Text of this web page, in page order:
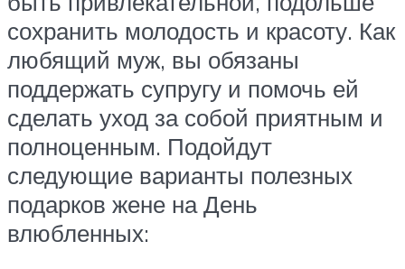
сохранить молодость и красоту. Как
любящий муж, вы обязаны
поддержать супругу и помочь ей
сделать уход за собой приятным и
полноценным. Подойдут
следующие варианты полезных
подарков жене на День
влюбленных: